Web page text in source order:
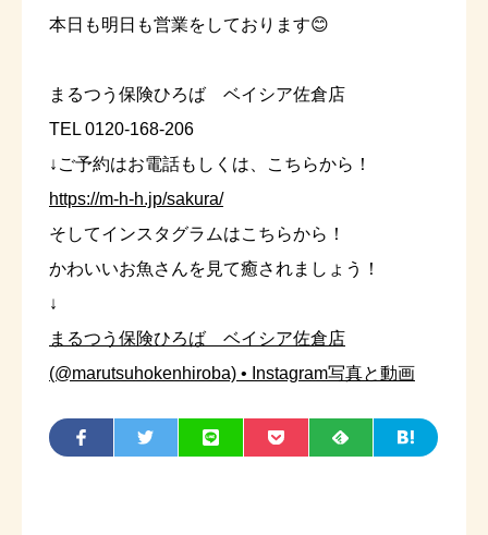
本日も明日も営業をしております😊
まるつう保険ひろば ベイシア佐倉店
TEL 0120-168-206
↓ご予約はお電話もしくは、こちらから！
https://m-h-h.jp/sakura/
そしてインスタグラムはこちらから！
かわいいお魚さんを見て癒されましょう！
↓
まるつう保険ひろば ベイシア佐倉店
(@marutsuhokenhiroba) • Instagram写真と動画